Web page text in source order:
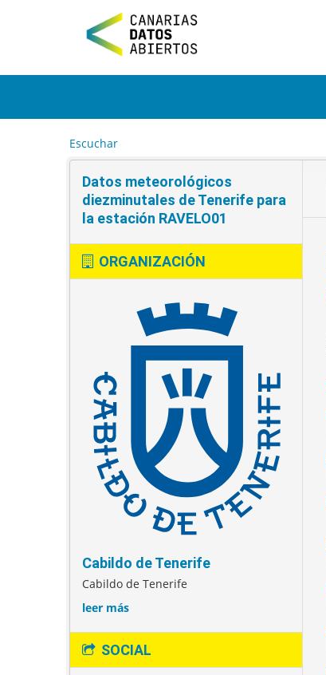
t
Escuchar
Datos meteorológicos
diezminutales de Tenerife para
la estación RAVELO01
ORGANIZACIÓN
Cabildo de Tenerife
Cabildo de Tenerife
leer más
SOCIAL